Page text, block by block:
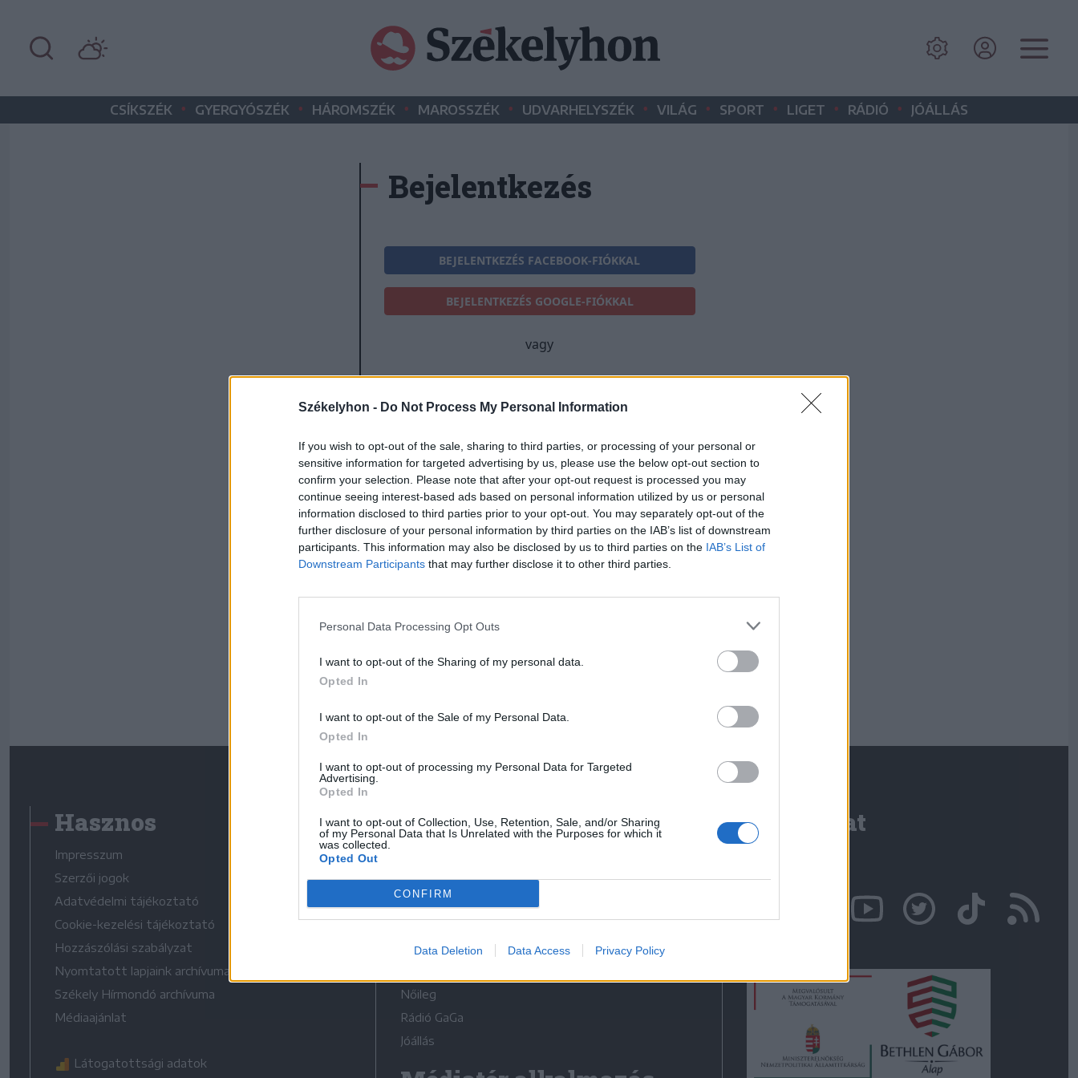
Székelyhon - Do Not Process My Personal Information
If you wish to opt-out of the sale, sharing to third parties, or processing of your personal or
sensitive information for targeted advertising by us, please use the below opt-out section to
confirm your selection. Please note that after your opt-out request is processed you may
continue seeing interest-based ads based on personal information utilized by us or personal
information disclosed to third parties prior to your opt-out. You may separately opt-out of the
further disclosure of your personal information by third parties on the IAB’s list of downstream
participants. This information may also be disclosed by us to third parties on the IAB’s List of
Downstream Participants that may further disclose it to other third parties.
Personal Data Processing Opt Outs
I want to opt-out of the Sharing of my personal data.
Opted In
I want to opt-out of the Sale of my Personal Data.
Opted In
I want to opt-out of processing my Personal Data for Targeted
Advertising.
Opted In
I want to opt-out of Collection, Use, Retention, Sale, and/or Sharing
of my Personal Data that Is Unrelated with the Purposes for which it
was collected.
Opted Out
CONFIRM
Data Deletion Data Access Privacy Policy
CSÍKSZÉK • GYERGYÓSZÉK • HÁROMSZÉK • MAROSSZÉK • UDVARHELYSZÉK • VILÁG • SPORT • LIGET • RÁDIÓ • JÓÁLLÁS
Bejelentkezés
BEJELENTKEZÉS FACEBOOK-FIÓKKAL
BEJELENTKEZÉS GOOGLE-FIÓKKAL
vagy
E-mail-cím
Jelszó
Elfelejtette a jelszavát?
BEJELENTKEZÉS
Hasznos
Impresszum
Szerzői jogok
Adatvédelmi tájékoztató
Cookie-kezelési tájékoztató
Hozzászólási szabályzat
Nyomtatott lapjaink archívuma
Székely Hírmondó archívuma
Médiaajánlat
Látogatottsági adatok
Médiatér
Liget
Krónika
Bihari Napló
Erdélyi Napló
Nőileg
Rádió GaGa
Jóállás
Kapcsolat